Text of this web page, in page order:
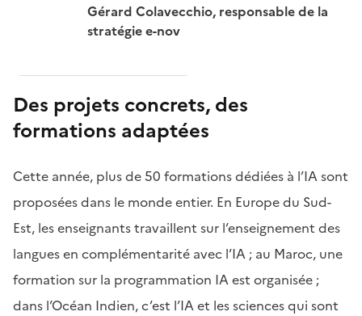
Gérard Colavecchio, responsable de la
stratégie e-nov
Des projets concrets, des
formations adaptées
Cette année, plus de 50 formations dédiées à l’IA sont
proposées dans le monde entier. En Europe du Sud-
Est, les enseignants travaillent sur l’enseignement des
langues en complémentarité avec l’IA ; au Maroc, une
formation sur la programmation IA est organisée ;
dans l’Océan Indien, c’est l’IA et les sciences qui sont